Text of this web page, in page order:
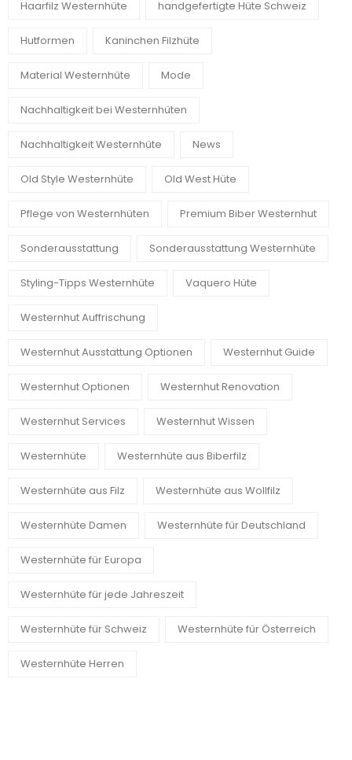
Haarfilz Westernhüte handgefertigte Hüte Schweiz
Hutformen Kaninchen Filzhüte
Material Westernhüte Mode
Nachhaltigkeit bei Westernhüten
Nachhaltigkeit Westernhüte News
Old Style Westernhüte Old West Hüte
Pflege von Westernhüten Premium Biber Westernhut
Sonderausstattung Sonderausstattung Westernhüte
Styling-Tipps Westernhüte Vaquero Hüte
Westernhut Auffrischung
Westernhut Ausstattung Optionen Westernhut Guide
Westernhut Optionen Westernhut Renovation
Westernhut Services Westernhut Wissen
Westernhüte Westernhüte aus Biberfilz
Westernhüte aus Filz Westernhüte aus Wollfilz
Westernhüte Damen Westernhüte für Deutschland
Westernhüte für Europa
Westernhüte für jede Jahreszeit
Westernhüte für Schweiz Westernhüte für Österreich
Westernhüte Herren